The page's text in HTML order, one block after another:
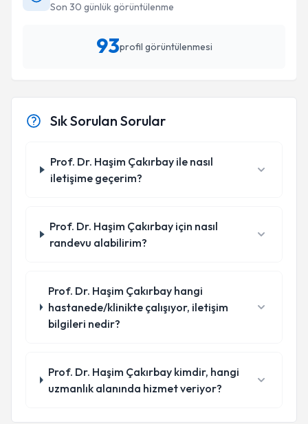
Son 30 günlük görüntülenme
93profil görüntülenmesi
Sık Sorulan Sorular
Prof. Dr. Haşim Çakırbay ile nasıl
iletişime geçerim?
Prof. Dr. Haşim Çakırbay için nasıl
randevu alabilirim?
Prof. Dr. Haşim Çakırbay hangi
hastanede/klinikte çalışıyor, iletişim
bilgileri nedir?
Prof. Dr. Haşim Çakırbay kimdir, hangi
uzmanlık alanında hizmet veriyor?